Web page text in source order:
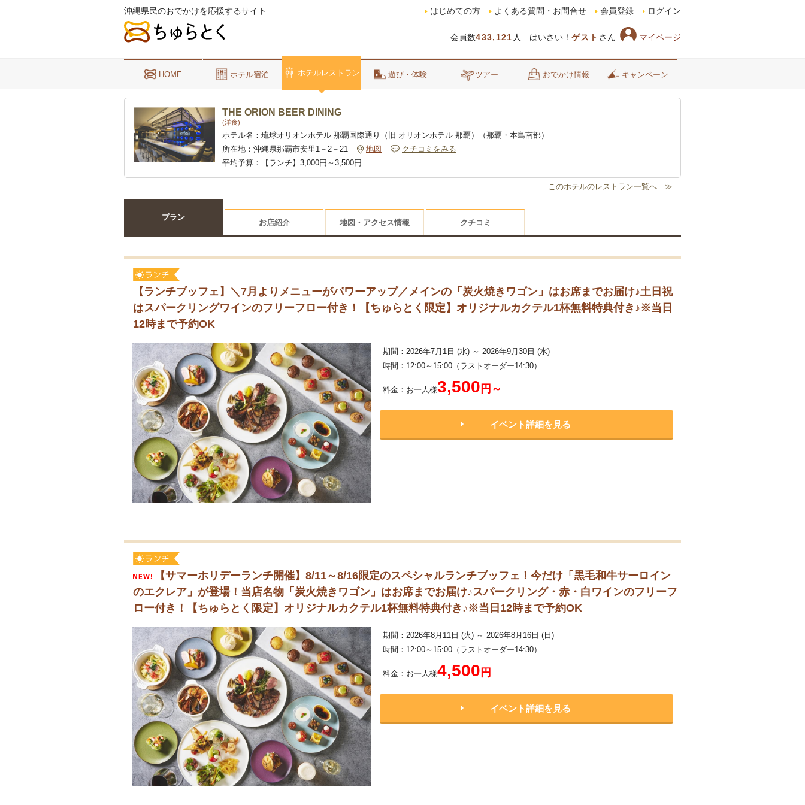
沖縄県民のおでかけを応援するサイト
会員数433,121 人 はいさい！ ゲスト さん マイページ
はじめての方 よくある質問・お問合せ 会員登録 ログイン
HOME ホテル宿泊 ホテルレストラン 遊び・体験 ツアー おでかけ情報 キャンペーン
THE ORION BEER DINING
(洋食)
ホテル名： 琉球オリオンホテル 那覇国際通り（旧 オリオンホテル 那覇）（那覇・本島南部）
所在地： 沖縄県那覇市安里1－2－21 地図
クチコミをみる
平均予算：
【ランチ】3,000円～3,500円
プラン
お店紹介 地図・アクセス情報 クチコミ
【ランチブッフェ】＼7月よりメニューがパワーアップ／メインの「炭火焼きワゴン」はお席までお届け♪土日祝
はスパークリングワインのフリーフロー付き！【ちゅらとく限定】オリジナルカクテル1杯無料特典付き♪※当日
12時まで予約OK
期間：2026年7月1日 (水) ～ 2026年9月30日 (水)
時間：12:00～15:00（ラストオーダー14:30）
料金：お一人様3,500 円～
イベント詳細を見る
【サマーホリデーランチ開催】8/11～8/16限定のスペシャルランチブッフェ！今だけ「黒毛和牛サーロイン
のエクレア」が登場！当店名物「炭火焼きワゴン」はお席までお届け♪スパークリング・赤・白ワインのフリーフ
ロー付き！【ちゅらとく限定】オリジナルカクテル1杯無料特典付き♪※当日12時まで予約OK
期間：2026年8月11日 (火) ～ 2026年8月16日 (日)
時間：12:00～15:00（ラストオーダー14:30）
料金：お一人様4,500 円
イベント詳細を見る